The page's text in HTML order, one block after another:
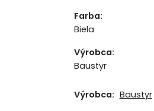
Farba:
Biela
Výrobca:
Baustyr
Výrobca: Baustyr